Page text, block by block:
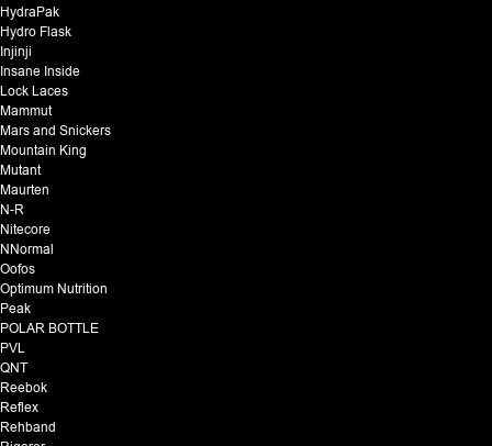
HydraPak
Hydro Flask
Injinji
Insane Inside
Lock Laces
Mammut
Mars and Snickers
Mountain King
Mutant
Maurten
N-R
Nitecore
NNormal
Oofos
Optimum Nutrition
Peak
POLAR BOTTLE
PVL
QNT
Reebok
Reflex
Rehband